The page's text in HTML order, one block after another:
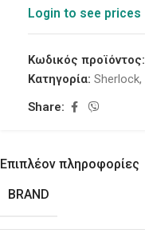
Login to see prices
Κωδικός προϊόντος:
Κατηγορία: Sherlock,
Share:
Επιπλέον πληροφορίες
BRAND